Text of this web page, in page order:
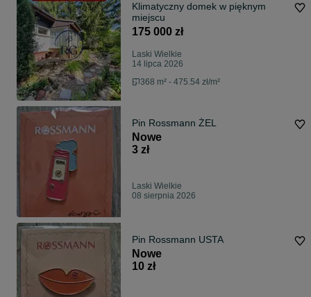
Klimatyczny domek w pięknym
miejscu
175 000 zł
Laski Wielkie
14 lipca 2026
368 m² - 475.54 zł/m²
Pin Rossmann ŻEL
Nowe
3 zł
Laski Wielkie
08 sierpnia 2026
Pin Rossmann USTA
Nowe
10 zł